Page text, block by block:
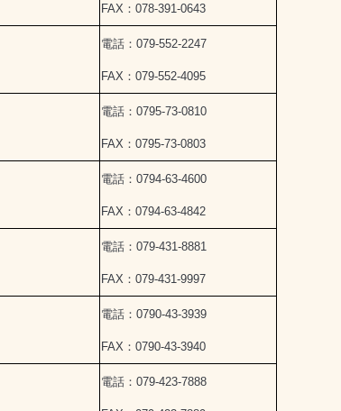
FAX：078-391-0643
電話：079-552-2247
FAX：079-552-4095
電話：0795-73-0810
FAX：0795-73-0803
電話：0794-63-4600
FAX：0794-63-4842
電話：079-431-8881
FAX：079-431-9997
電話：0790-43-3939
FAX：0790-43-3940
電話：079-423-7888